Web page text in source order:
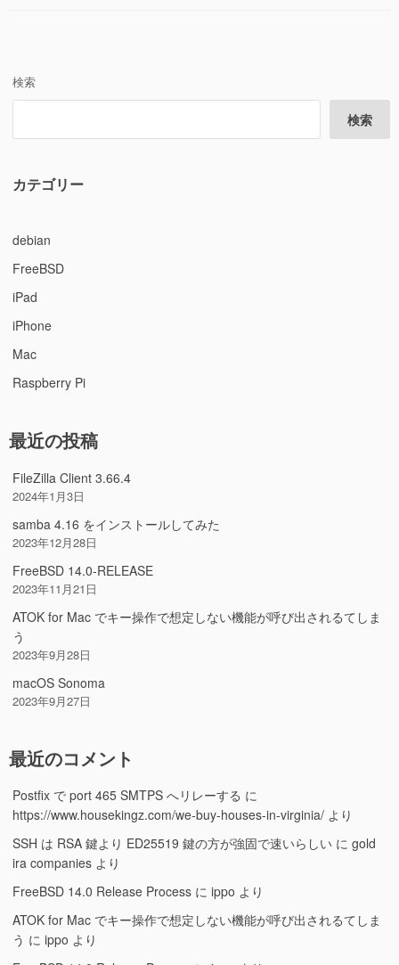
Monterey
検索
検索
カテゴリー
debian
FreeBSD
iPad
iPhone
Mac
Raspberry Pi
最近の投稿
FileZilla Client 3.66.4
2024年1月3日
samba 4.16 をインストールしてみた
2023年12月28日
FreeBSD 14.0-RELEASE
2023年11月21日
ATOK for Mac でキー操作で想定しない機能が呼び出されるてしま
う
2023年9月28日
macOS Sonoma
2023年9月27日
最近のコメント
Postfix で port 465 SMTPS へリレーする に
https://www.housekingz.com/we-buy-houses-in-virginia/ より
SSH は RSA 鍵より ED25519 鍵の方が強固で速いらしい に gold
ira companies より
FreeBSD 14.0 Release Process に ippo より
ATOK for Mac でキー操作で想定しない機能が呼び出されるてしま
う に ippo より